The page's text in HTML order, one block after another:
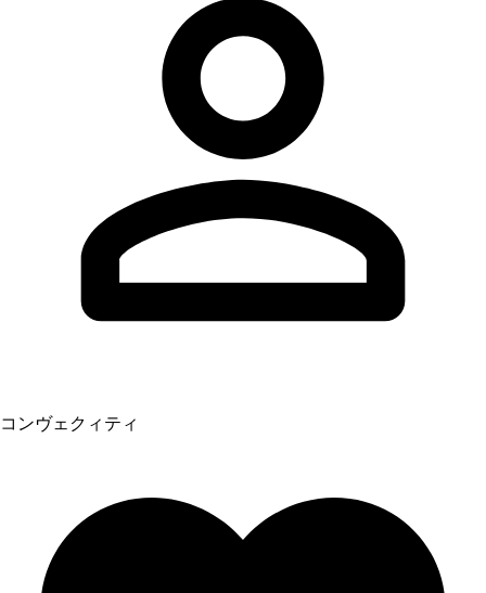
コンヴェクィティ